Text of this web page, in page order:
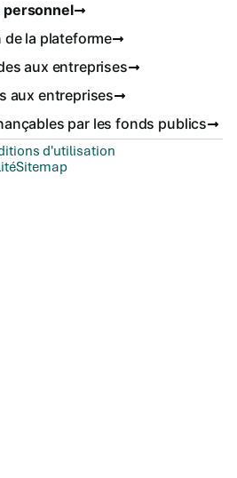
personnel
de la plateforme
aux entreprises
aux entreprises
par les fonds publics
d'utilisation
Sitemap